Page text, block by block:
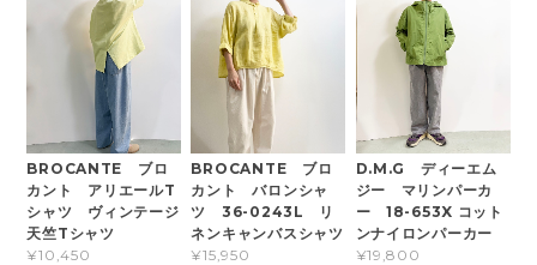
BROCANTE ブロ
カント アリエールT
シャツ ヴィンテージ
天竺Tシャツ
¥10,450
BROCANTE ブロ
カント バロンシャ
ツ 36-0243L リ
ネンキャンバスシャツ
¥15,950
D.M.G ディーエム
ジー マリンパーカ
ー 18-653X コット
ンナイロンパーカー
¥19,800